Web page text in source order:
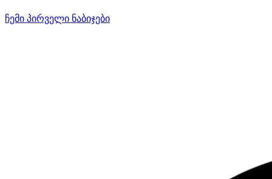
ჩემი პირველი ნაბიჯები